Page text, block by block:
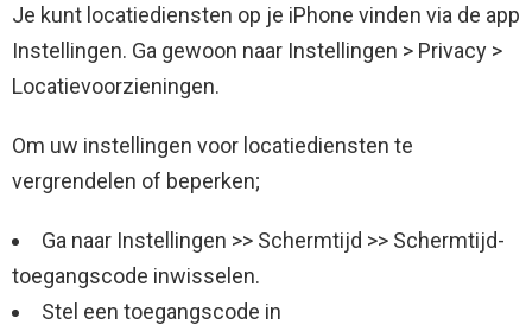
Je kunt locatiediensten op je iPhone vinden via de app
Instellingen. Ga gewoon naar Instellingen > Privacy >
Locatievoorzieningen.
Om uw instellingen voor locatiediensten te
vergrendelen of beperken;
Ga naar Instellingen >> Schermtijd >> Schermtijd-
toegangscode inwisselen.
Stel een toegangscode in